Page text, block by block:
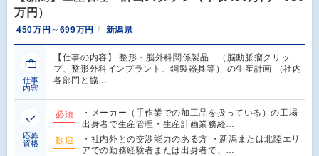
万円）
450万円～699万円 新潟県
仕事
内容
【仕事の内容】 整形・脳外科関係製品 （脳動脈瘤クリッ
プ、整形外科インプラント、鋼製器具等） の生産計画 （社内
各部門と協…
応募
資格
必須
・メーカー（手作業での加工品を扱っている）の工場
出身者で生産管理・生産計画業務経…
歓迎
・社内外との交渉能力のある方 ・新潟または北陸エリ
アでの勤務経験者または出身者で、…